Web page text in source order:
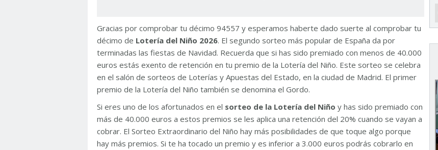
Gracias por comprobar tu décimo 94557 y esperamos haberte dado suerte al comprobar tu
décimo de Lotería del Niño 2026. El segundo sorteo más popular de España da por
terminadas las fiestas de Navidad. Recuerda que si has sido premiado con menos de 40.000
euros estás exento de retención en tu premio de la Lotería del Niño. Este sorteo se celebra
en el salón de sorteos de Loterías y Apuestas del Estado, en la ciudad de Madrid. El primer
premio de la Lotería del Niño también se denomina el Gordo.
Si eres uno de los afortunados en el sorteo de la Lotería del Niño y has sido premiado con
más de 40.000 euros a estos premios se les aplica una retención del 20% cuando se vayan a
cobrar. El Sorteo Extraordinario del Niño hay más posibilidades de que toque algo porque
hay más premios. Si te ha tocado un premio y es inferior a 3.000 euros podrás cobrarlo en